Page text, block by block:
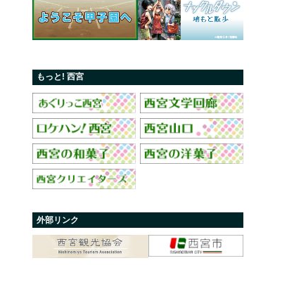
もっと! 西宮
外部リンク